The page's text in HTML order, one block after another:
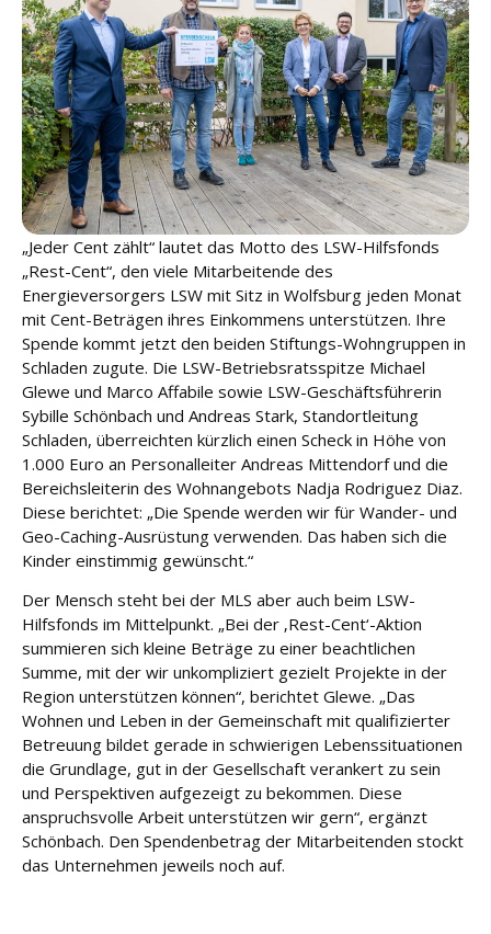
u
n
g
L
e
i
s
t
u
n
g
e
n
K
a
r
ri
r
e
ng
Spe
nde
n
Kont
akt
„Jeder Cent zählt“ lautet das Motto des LSW-Hilfsfonds
„Rest-Cent“, den viele Mitarbeitende des
Energieversorgers LSW mit Sitz in Wolfsburg jeden Monat
mit Cent-Beträgen ihres Einkommens unterstützen. Ihre
Spende kommt jetzt den beiden Stiftungs-Wohngruppen in
Schladen zugute. Die LSW-Betriebsratsspitze Michael
Glewe und Marco Affabile sowie LSW-Geschäftsführerin
Sybille Schönbach und Andreas Stark, Standortleitung
Schladen, überreichten kürzlich einen Scheck in Höhe von
1.000 Euro an Personalleiter Andreas Mittendorf und die
Bereichsleiterin des Wohnangebots Nadja Rodriguez Diaz.
Diese berichtet: „Die Spende werden wir für Wander- und
Geo-Caching-Ausrüstung verwenden. Das haben sich die
Kinder einstimmig gewünscht.“
Der Mensch steht bei der MLS aber auch beim LSW-
Hilfsfonds im Mittelpunkt. „Bei der ‚Rest-Cent‘-Aktion
summieren sich kleine Beträge zu einer beachtlichen
Summe, mit der wir unkompliziert gezielt Projekte in der
Region unterstützen können“, berichtet Glewe. „Das
Wohnen und Leben in der Gemeinschaft mit qualifizierter
Betreuung bildet gerade in schwierigen Lebenssituationen
die Grundlage, gut in der Gesellschaft verankert zu sein
und Perspektiven aufgezeigt zu bekommen. Diese
anspruchsvolle Arbeit unterstützen wir gern“, ergänzt
Schönbach. Den Spendenbetrag der Mitarbeitenden stockt
das Unternehmen jeweils noch auf.